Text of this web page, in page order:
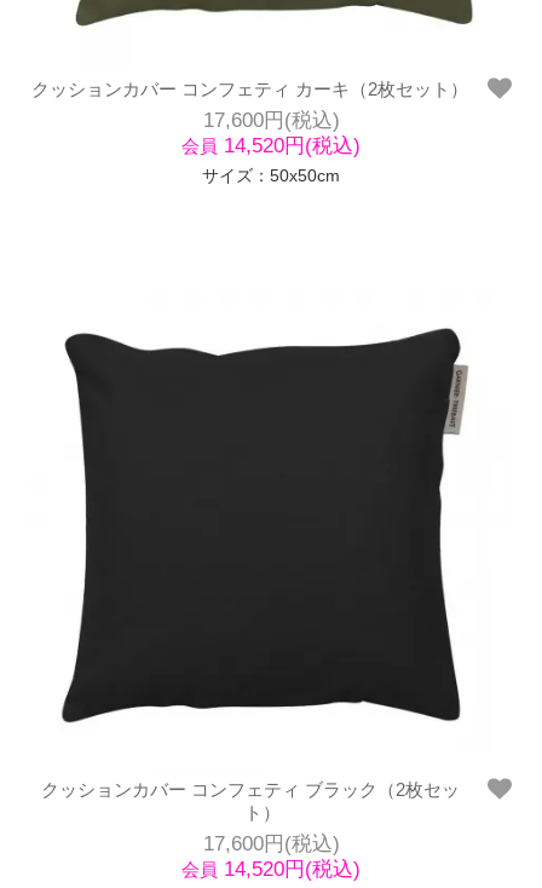
クッションカバー コンフェティ カーキ（2枚セット）
17,600円(税込)
会員 14,520円(税込)
サイズ：50x50cm
クッションカバー コンフェティ ブラック（2枚セッ
ト）
17,600円(税込)
会員 14,520円(税込)